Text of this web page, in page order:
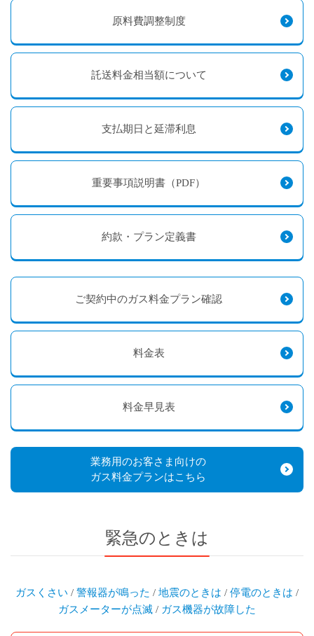
原料費調整制度
託送料金相当額について
支払期日と延滞利息
重要事項説明書（PDF）
約款・プラン定義書
ご契約中のガス料金プラン確認
料金表
料金早見表
業務用のお客さま向けの
ガス料金プランはこちら
緊急のときは
ガスくさい / 警報器が鳴った / 地震のときは / 停電のときは /
ガスメーターが点滅 / ガス機器が故障した